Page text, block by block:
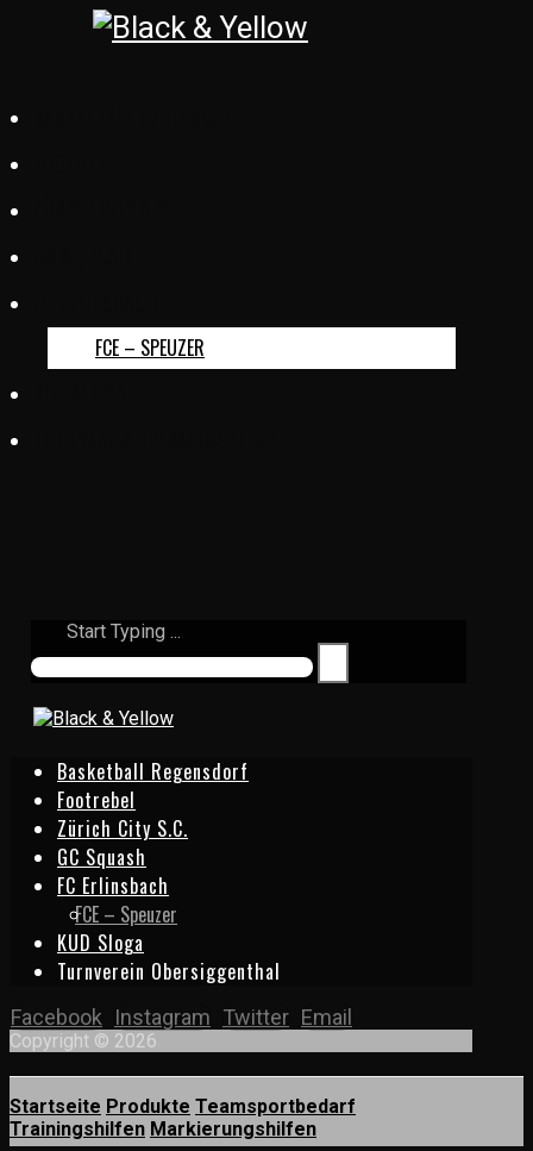
FCE – SPEUZER
Start Typing ...
Basketball Regensdorf
Footrebel
Zürich City S.C.
GC Squash
FC Erlinsbach
FCE – Speuzer
KUD Sloga
Turnverein Obersiggenthal
Facebook Instagram Twitter Email
Copyright © 2026
Startseite Produkte Teamsportbedarf
Trainingshilfen Markierungshilfen